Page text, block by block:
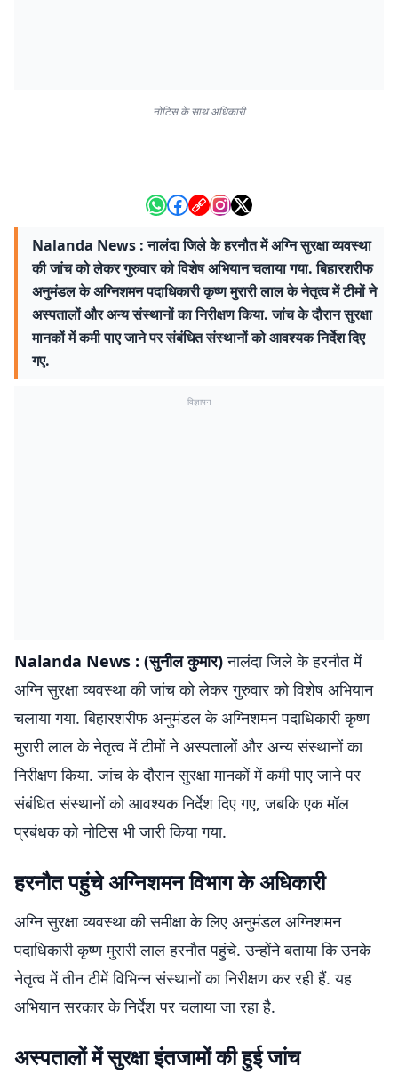
नोटिस के साथ अधिकारी
Nalanda News : नालंदा जिले के हरनौत में अग्नि सुरक्षा व्यवस्था
की जांच को लेकर गुरुवार को विशेष अभियान चलाया गया. बिहारशरीफ
अनुमंडल के अग्निशमन पदाधिकारी कृष्ण मुरारी लाल के नेतृत्व में टीमों ने
अस्पतालों और अन्य संस्थानों का निरीक्षण किया. जांच के दौरान सुरक्षा
मानकों में कमी पाए जाने पर संबंधित संस्थानों को आवश्यक निर्देश दिए
गए.
विज्ञापन
Nalanda News : (सुनील कुमार)नालंदा जिले के हरनौत में
अग्नि सुरक्षा व्यवस्था की जांच को लेकर गुरुवार को विशेष अभियान
चलाया गया. बिहारशरीफ अनुमंडल के अग्निशमन पदाधिकारी कृष्ण
मुरारी लाल के नेतृत्व में टीमों ने अस्पतालों और अन्य संस्थानों का
निरीक्षण किया. जांच के दौरान सुरक्षा मानकों में कमी पाए जाने पर
संबंधित संस्थानों को आवश्यक निर्देश दिए गए, जबकि एक मॉल
प्रबंधक को नोटिस भी जारी किया गया.
हरनौत पहुंचे अग्निशमन विभाग के अधिकारी
अग्नि सुरक्षा व्यवस्था की समीक्षा के लिए अनुमंडल अग्निशमन
पदाधिकारी कृष्ण मुरारी लाल हरनौत पहुंचे. उन्होंने बताया कि उनके
नेतृत्व में तीन टीमें विभिन्न संस्थानों का निरीक्षण कर रही हैं. यह
अभियान सरकार के निर्देश पर चलाया जा रहा है.
अस्पतालों में सुरक्षा इंतजामों की हुई जांच